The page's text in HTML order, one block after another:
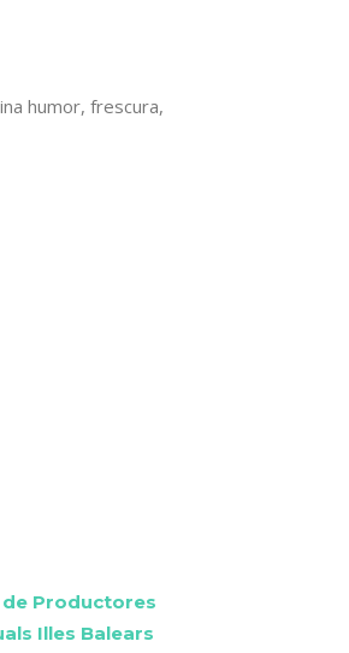
humor, frescura,
Productores
Illes Balears